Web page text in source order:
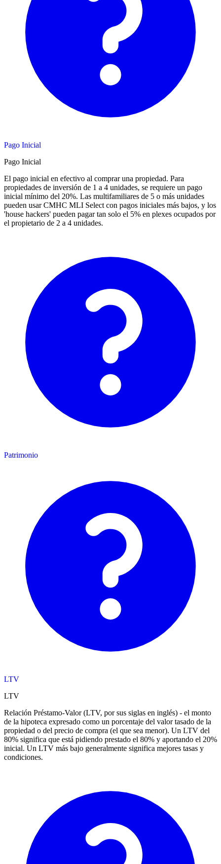
Pago Inicial
Pago Inicial
El pago inicial en efectivo al comprar una propiedad. Para
propiedades de inversión de 1 a 4 unidades, se requiere un pago
inicial mínimo del 20%. Las multifamiliares de 5 o más unidades
pueden usar CMHC MLI Select con pagos iniciales más bajos, y los
'house hackers' pueden pagar tan solo el 5% en plexes ocupados por
el propietario de 2 a 4 unidades.
Patrimonio
LTV
LTV
Relación Préstamo-Valor (LTV, por sus siglas en inglés) - el monto
de la hipoteca expresado como un porcentaje del valor tasado de la
propiedad o del precio de compra (el que sea menor). Un LTV del
80% significa que está pidiendo prestado el 80% y aportando el 20%
inicial. Un LTV más bajo generalmente significa mejores tasas y
condiciones.